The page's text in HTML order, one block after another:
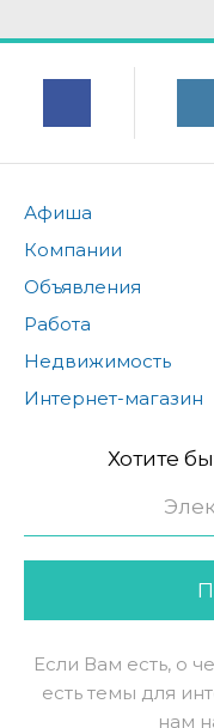
Афиша
Компании
Объявления
Работа
Недвижимость
Интернет-магазин
Хотите
Если Вам есть, о
есть темы для
нам